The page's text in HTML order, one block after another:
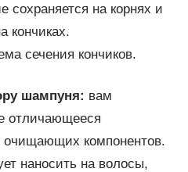
сохраняется на корнях и
кончиках.
сечения кончиков.
шампуня: вам
отличающееся
очищающих компонентов.
наносить на волосы,